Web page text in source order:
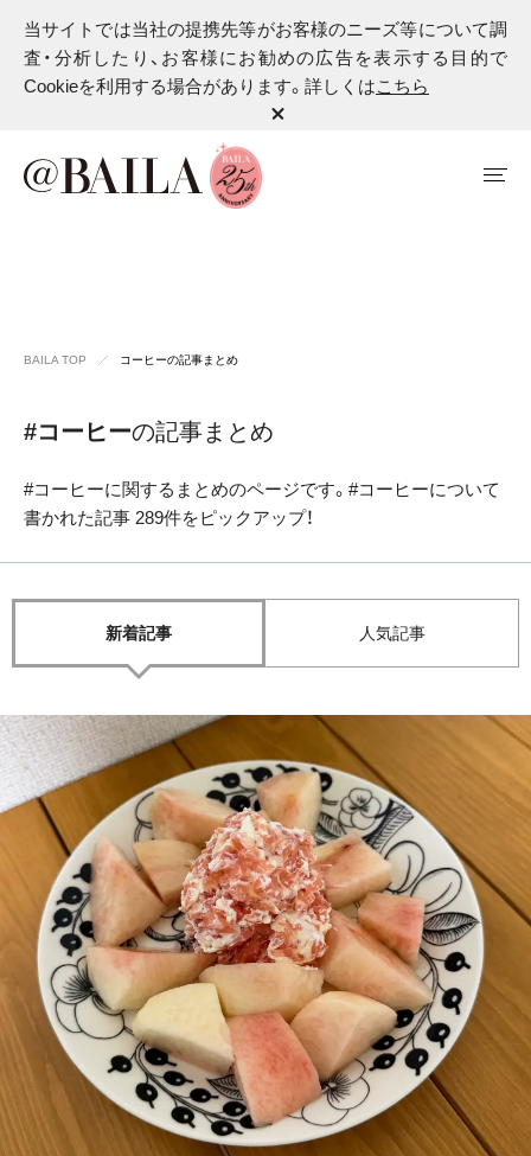
当サイトでは当社の提携先等がお客様のニーズ等について調
査・分析したり、お客様にお勧めの広告を表示する目的で
Cookieを利用する場合があります。詳しくはこちら
BAILA TOP コーヒーの記事まとめ
#コーヒーの記事まとめ
#コーヒーに関するまとめのページです。#コーヒーについて
書かれた記事 289件をピックアップ！
新着記事 人気記事